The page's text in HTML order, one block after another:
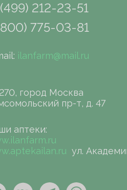
(499) 212-23-51
775-03-81
ilanfarm@mail.ru
город Москва
пр-т, д. 47
аптеки:
ул.